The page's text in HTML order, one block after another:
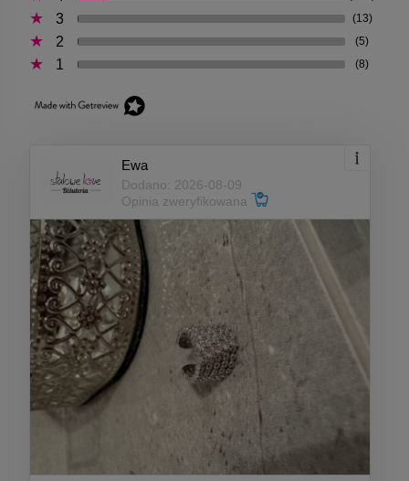
3 (13)
2 (5)
1 (8)
Ewa
Dodano: 2026-08-09
Opinia zweryfikowana